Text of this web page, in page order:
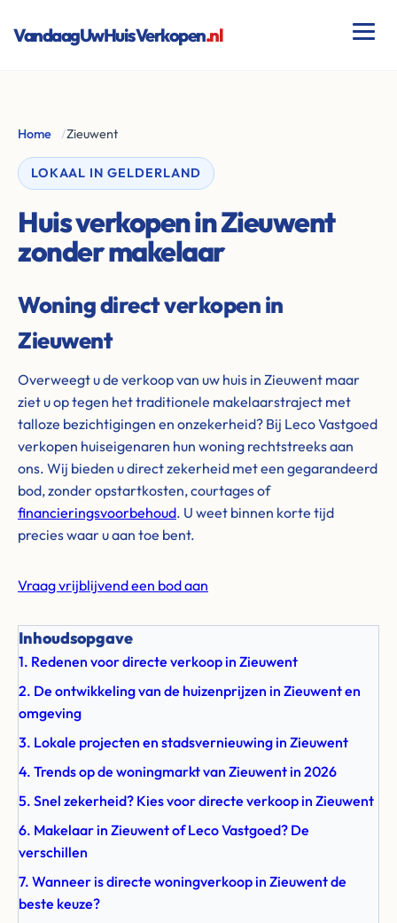
VandaagUwHuisVerkopen.nl
Home /Zieuwent
LOKAAL IN GELDERLAND
Huis verkopen in Zieuwent
zonder makelaar
Woning direct verkopen in
Zieuwent
Overweegt u de verkoop van uw huis in Zieuwent maar
ziet u op tegen het traditionele makelaarstraject met
talloze bezichtigingen en onzekerheid? Bij Leco Vastgoed
verkopen huiseigenaren hun woning rechtstreeks aan
ons. Wij bieden u direct zekerheid met een gegarandeerd
bod, zonder opstartkosten, courtages of
financieringsvoorbehoud. U weet binnen korte tijd
precies waar u aan toe bent.
Vraag vrijblijvend een bod aan
Inhoudsopgave
1. Redenen voor directe verkoop in Zieuwent
2. De ontwikkeling van de huizenprijzen in Zieuwent en
omgeving
3. Lokale projecten en stadsvernieuwing in Zieuwent
4. Trends op de woningmarkt van Zieuwent in 2026
5. Snel zekerheid? Kies voor directe verkoop in Zieuwent
6. Makelaar in Zieuwent of Leco Vastgoed? De
verschillen
7. Wanneer is directe woningverkoop in Zieuwent de
beste keuze?